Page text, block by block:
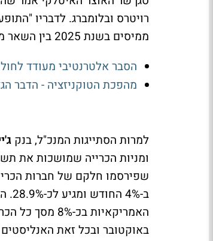
רויטרס ובלומברג. לדבריו
ממיסים בשנת 2025 בין השאר משירותים דיגיטליים.
הסבר אלטרנטיבי מעודד
מהפכת הטוקניזציה - הדבר
למרות הסתייגות המנכ"ל, בנק
ומניות הכרייה שמושכות את
שפירסמו חלקם של חברות
באוקטובר ובכל זאת